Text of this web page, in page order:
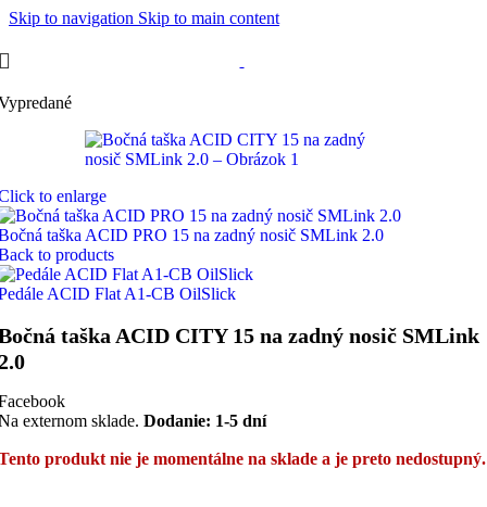
Skip to navigation Skip to main content
to enlarge
taška ACID PRO 15 na zadný nosič SMLink 2.0
to products
ACID Flat A1-CB OilSlick
taška ACID CITY 15 na zadný nosič SMLink
externom sklade. Dodanie: 1-5 dní
produkt nie je momentálne na sklade a je preto nedostupný.